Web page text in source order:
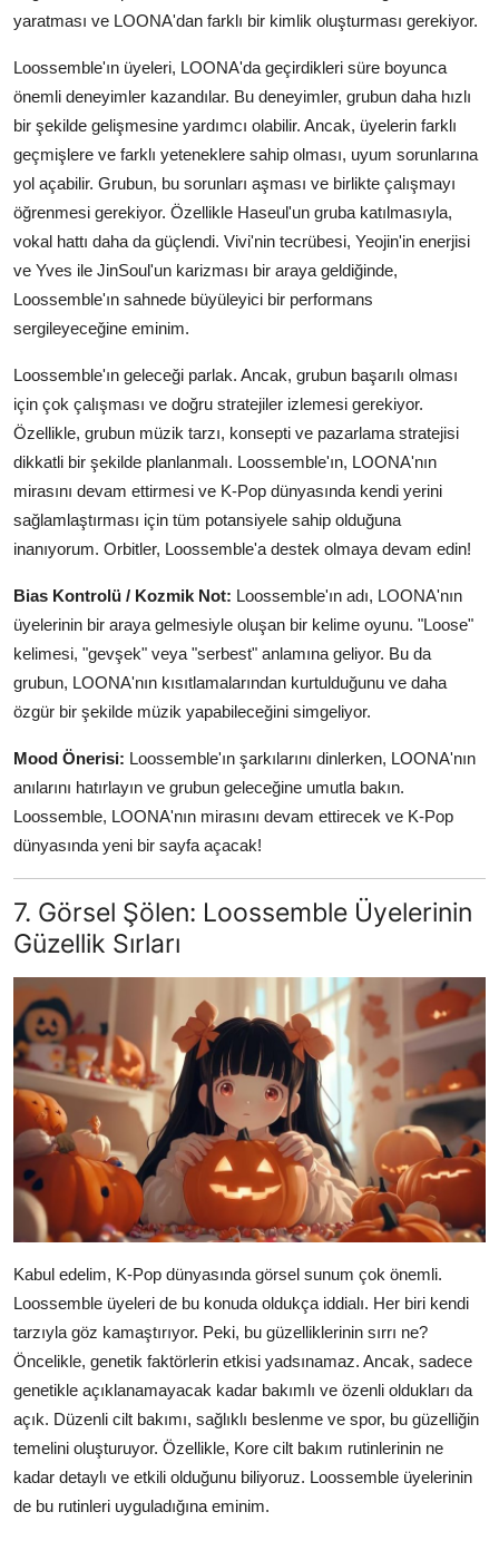
yaratması ve LOONA'dan farklı bir kimlik oluşturması gerekiyor.
Loossemble'ın üyeleri, LOONA'da geçirdikleri süre boyunca
önemli deneyimler kazandılar. Bu deneyimler, grubun daha hızlı
bir şekilde gelişmesine yardımcı olabilir. Ancak, üyelerin farklı
geçmişlere ve farklı yeteneklere sahip olması, uyum sorunlarına
yol açabilir. Grubun, bu sorunları aşması ve birlikte çalışmayı
öğrenmesi gerekiyor. Özellikle Haseul'un gruba katılmasıyla,
vokal hattı daha da güçlendi. Vivi'nin tecrübesi, Yeojin'in enerjisi
ve Yves ile JinSoul'un karizması bir araya geldiğinde,
Loossemble'ın sahnede büyüleyici bir performans
sergileyeceğine eminim.
Loossemble'ın geleceği parlak. Ancak, grubun başarılı olması
için çok çalışması ve doğru stratejiler izlemesi gerekiyor.
Özellikle, grubun müzik tarzı, konsepti ve pazarlama stratejisi
dikkatli bir şekilde planlanmalı. Loossemble'ın, LOONA'nın
mirasını devam ettirmesi ve K-Pop dünyasında kendi yerini
sağlamlaştırması için tüm potansiyele sahip olduğuna
inanıyorum. Orbitler, Loossemble'a destek olmaya devam edin!
Bias Kontrolü / Kozmik Not: Loossemble'ın adı, LOONA'nın
üyelerinin bir araya gelmesiyle oluşan bir kelime oyunu. "Loose"
kelimesi, "gevşek" veya "serbest" anlamına geliyor. Bu da
grubun, LOONA'nın kısıtlamalarından kurtulduğunu ve daha
özgür bir şekilde müzik yapabileceğini simgeliyor.
Mood Önerisi: Loossemble'ın şarkılarını dinlerken, LOONA'nın
anılarını hatırlayın ve grubun geleceğine umutla bakın.
Loossemble, LOONA'nın mirasını devam ettirecek ve K-Pop
dünyasında yeni bir sayfa açacak!
7. Görsel Şölen: Loossemble Üyelerinin
Güzellik Sırları
Kabul edelim, K-Pop dünyasında görsel sunum çok önemli.
Loossemble üyeleri de bu konuda oldukça iddialı. Her biri kendi
tarzıyla göz kamaştırıyor. Peki, bu güzelliklerinin sırrı ne?
Öncelikle, genetik faktörlerin etkisi yadsınamaz. Ancak, sadece
genetikle açıklanamayacak kadar bakımlı ve özenli oldukları da
açık. Düzenli cilt bakımı, sağlıklı beslenme ve spor, bu güzelliğin
temelini oluşturuyor. Özellikle, Kore cilt bakım rutinlerinin ne
kadar detaylı ve etkili olduğunu biliyoruz. Loossemble üyelerinin
de bu rutinleri uyguladığına eminim.